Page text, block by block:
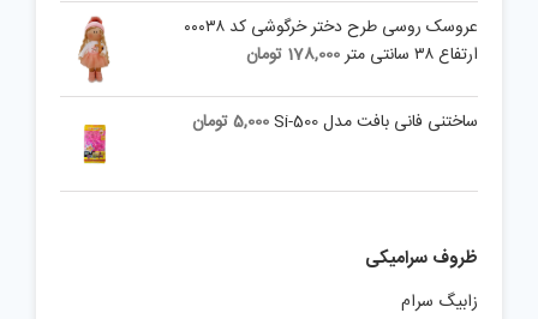
عروسک روسی طرح دختر خرگوشی کد ۰۰۰۳۸
ارتفاع ۳۸ سانتی متر
178,000 تومان
ساختنی فانی بافت مدل Si-500 5,000تومان
ظروف سرامیکی
زابیگ سرام